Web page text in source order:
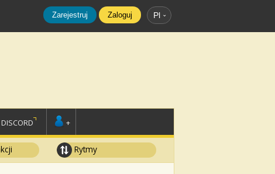
Zarejestruj Zaloguj Pl
DISCORD +
Rytmy